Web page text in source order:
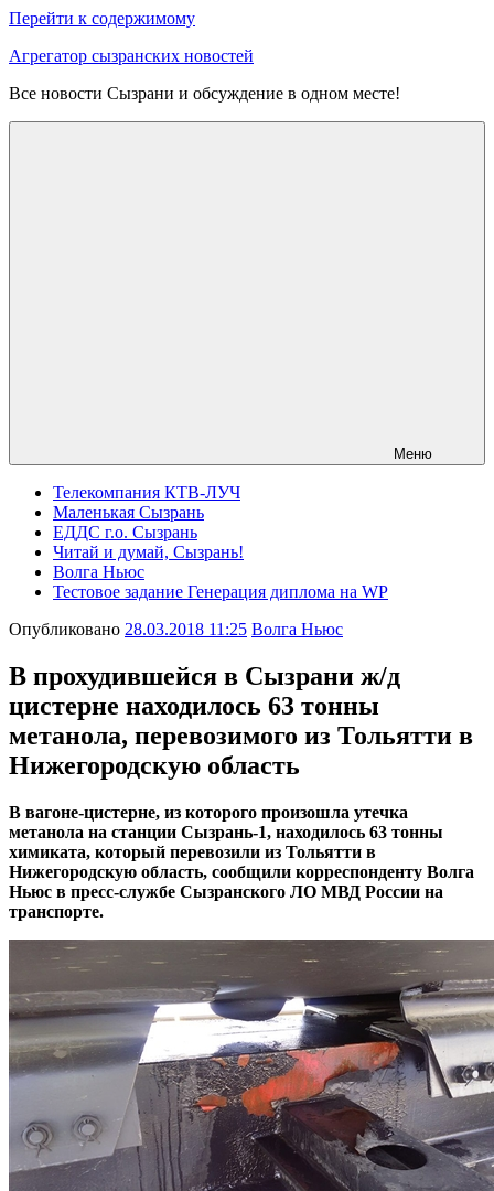
Перейти к содержимому
Агрегатор сызранских новостей
Все новости Сызрани и обсуждение в одном месте!
Меню
Телекомпания КТВ-ЛУЧ
Маленькая Сызрань
ЕДДС г.о. Сызрань
Читай и думай, Сызрань!
Волга Ньюс
Тестовое задание Генерация диплома на WP
Опубликовано 28.03.2018 11:25 Волга Ньюс
В прохудившейся в Сызрани ж/д
цистерне находилось 63 тонны
метанола, перевозимого из Тольятти в
Нижегородскую область
В вагоне-цистерне, из которого произошла утечка
метанола на станции Сызрань-1, находилось 63 тонны
химиката, который перевозили из Тольятти в
Нижегородскую область, сообщили корреспонденту Волга
Ньюс в пресс-службе Сызранского ЛО МВД России на
транспорте.